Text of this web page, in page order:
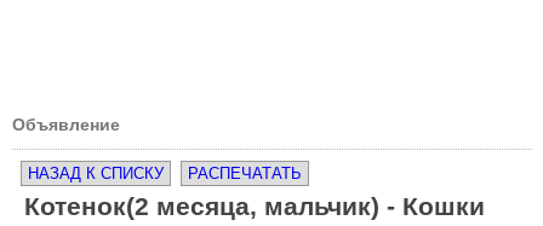
Объявление
НАЗАД К СПИСКУ РАСПЕЧАТАТЬ
Котенок(2 месяца, мальчик) - Кошки